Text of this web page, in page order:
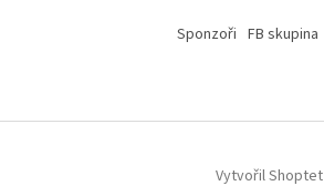
í
Sponzoři FB skupina
Vytvořil Shoptet